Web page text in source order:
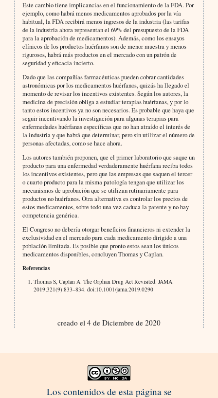
Este cambio tiene implicancias en el funcionamiento de la FDA. Por
ejemplo, como habrá menos medicamentos aprobados por la vía
habitual, la FDA recibirá menos ingresos de la industria (las tarifas
de la industria ahora representan el 69% del presupuesto de la FDA
para la aprobación de medicamentos). Además, como los ensayos
clínicos de los productos huérfanos son de menor muestra y menos
rigurosos, habrá más productos en el mercado con un patrón de
seguridad y eficacia incierto.
Dado que las compañías farmacéuticas pueden cobrar cantidades
astronómicas por los medicamentos huérfanos, quizás ha llegado el
momento de revisar los incentivos existentes. Según los autores, la
medicina de precisión obliga a estudiar terapias huérfanas, y por lo
tanto estos incentivos ya no son necesarios. Es probable que haya que
seguir incentivando la investigación para algunas terapias para
enfermedades huérfanas específicas que no han atraído el interés de
la industria y que habrá que determinar, pero sin utilizar el número de
personas afectadas, como se hace ahora.
Los autores también proponen, que el primer laboratorio que saque un
producto para una enfermedad verdaderamente huérfana reciba todos
los incentivos existentes, pero que las empresas que saquen el tercer
o cuarto producto para la misma patología tengan que utilizar los
mecanismos de aprobación que se utilizan rutinariamente para
productos no huérfanos. Otra alternativa es controlar los precios de
estos medicamentos, sobre todo una vez caduca la patente y no hay
competencia genérica.
El Congreso no debería otorgar beneficios financieros ni extender la
exclusividad en el mercado para cada medicamento dirigido a una
población limitada. Es posible que pronto estos sean los únicos
medicamentos disponibles, concluyen Thomas y Caplan.
Referencias
Thomas S, Caplan A. The Orphan Drug Act Revisited. JAMA.
2019;321(9):833–834. doi:10.1001/jama.2019.0290
creado el 4 de Diciembre de 2020
Los contenidos de esta página se